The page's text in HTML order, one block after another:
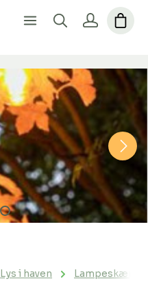
Lys i haven Lampeskærm